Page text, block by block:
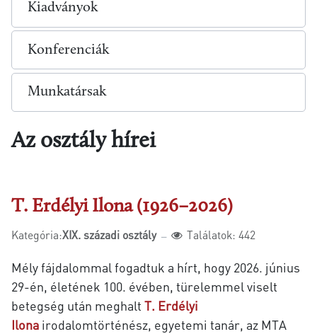
Kiadványok
Konferenciák
Munkatársak
Az osztály hírei
T. Erdélyi Ilona (1926–2026)
Kategória:XIX. századi osztály Találatok: 442
Mély fájdalommal fogadtuk a hírt, hogy 2026. június
29-én, életének 100. évében, türelemmel viselt
betegség után meghalt T. Erdélyi
Ilonairodalomtörténész, egyetemi tanár, az MTA